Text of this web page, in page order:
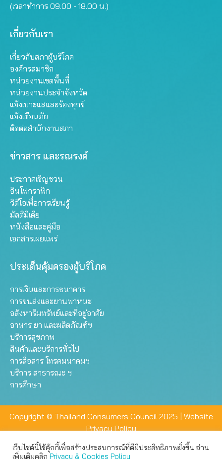
(เวลาทำการ 09.00 - 18.00 น.)
เกี่ยวกับเรา
เกี่ยวกับสภาผู้บริโภค
องค์กรสมาชิก
หน่วยงานเขตพื้นที่
หน่วยงานประจำจังหวัด
แจ้งเบาะแสและร้องทุกข์
แจ้งเตือนภัย
ติดต่อสำนักงานสภา
ข่าวสาร และรณรงค์
ประกาศเชิญชวน
อินโฟกราฟิก
วิดีโอเพื่อการเรียนรู้
มัลติมีเดีย
หนังสือและคู่มือ
เอกสารเผยแพร่
ประเด็นคุ้มครองผู้บริโภค
การเงินและการธนาคาร
การขนส่งและยานพาหนะ
อสังหาริมทรัพย์และที่อยู่อาศัย
อาหาร ยา และผลิตภัณฑ์ฯ
บริการสุขภาพ
สินค้าและบริการทั่วไป
การสื่อสาร โทรคมนาคมฯ
บริการ สาธารณะ ฯ
การศึกษา
Copyright © Thailand Consumers Council 2025 | Website
Privacy Policy
เว็บไซต์นี้ใช้คุ้กกี้เพื่อสร้างประสบการณ์ที่ดีมีประสิทธิภาพยิ่งขึ้น อ่าน
เพิ่มเติมคลิกPrivacy & Cookies Policy
เว็บไซต์นี้ใช้คุกกี้เพื่อมอบประสบการณ์การใช้งานที่ดีให้แก่ท่าน คุณ